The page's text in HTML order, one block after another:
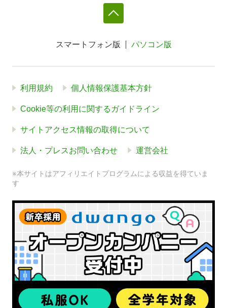
スマートフォン版 パソコン版
利用規約 個人情報保護基本方針
Cookie等の利用に関するガイドライン
サイトアクセス情報の取得について
法人・プレスお問い合わせ 運営会社
※本サイトはアフィリエイトプログラムによる収益を得ていま
す